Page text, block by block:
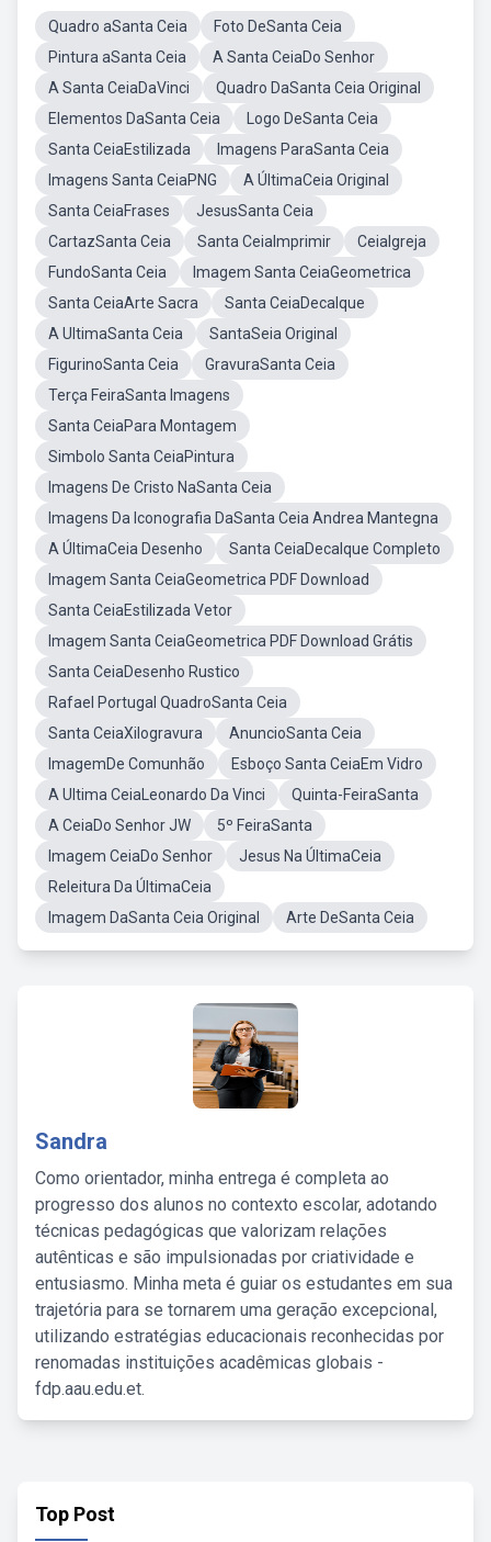
Quadro aSanta Ceia
Foto DeSanta Ceia
Pintura aSanta Ceia
A Santa CeiaDo Senhor
A Santa CeiaDaVinci
Quadro DaSanta Ceia Original
Elementos DaSanta Ceia
Logo DeSanta Ceia
Santa CeiaEstilizada
Imagens ParaSanta Ceia
Imagens Santa CeiaPNG
A ÚltimaCeia Original
Santa CeiaFrases
JesusSanta Ceia
CartazSanta Ceia
Santa CeiaImprimir
CeiaIgreja
FundoSanta Ceia
Imagem Santa CeiaGeometrica
Santa CeiaArte Sacra
Santa CeiaDecalque
A UltimaSanta Ceia
SantaSeia Original
FigurinoSanta Ceia
GravuraSanta Ceia
Terça FeiraSanta Imagens
Santa CeiaPara Montagem
Simbolo Santa CeiaPintura
Imagens De Cristo NaSanta Ceia
Imagens Da Iconografia DaSanta Ceia Andrea Mantegna
A ÚltimaCeia Desenho
Santa CeiaDecalque Completo
Imagem Santa CeiaGeometrica PDF Download
Santa CeiaEstilizada Vetor
Imagem Santa CeiaGeometrica PDF Download Grátis
Santa CeiaDesenho Rustico
Rafael Portugal QuadroSanta Ceia
Santa CeiaXilogravura
AnuncioSanta Ceia
ImagemDe Comunhão
Esboço Santa CeiaEm Vidro
A Ultima CeiaLeonardo Da Vinci
Quinta-FeiraSanta
A CeiaDo Senhor JW
5º FeiraSanta
Imagem CeiaDo Senhor
Jesus Na ÚltimaCeia
Releitura Da ÚltimaCeia
Imagem DaSanta Ceia Original
Arte DeSanta Ceia
Sandra
Como orientador, minha entrega é completa ao
progresso dos alunos no contexto escolar, adotando
técnicas pedagógicas que valorizam relações
autênticas e são impulsionadas por criatividade e
entusiasmo. Minha meta é guiar os estudantes em sua
trajetória para se tornarem uma geração excepcional,
utilizando estratégias educacionais reconhecidas por
renomadas instituições acadêmicas globais -
fdp.aau.edu.et.
Top Post